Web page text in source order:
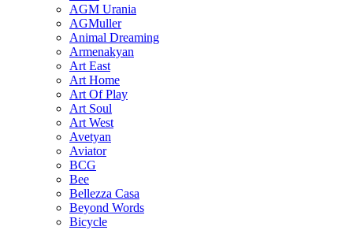
AGM Urania
AGMuller
Animal Dreaming
Armenakyan
Art East
Art Home
Art Of Play
Art Soul
Art West
Avetyan
Aviator
BCG
Bee
Bellezza Casa
Beyond Words
Bicycle